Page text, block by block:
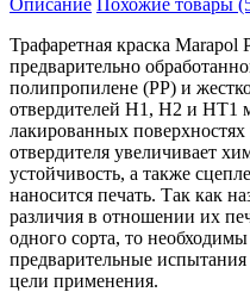
Трафаретная краска Marapol
предварительно
полипропилене (РР) и
отвердителей Н1, Н2 и НТ1
лакированных
отвердителя увеличивает
устойчивость, а также
наносится печать. Так как
различия в отношении их
одного сорта, то
предварительные
цели применения.